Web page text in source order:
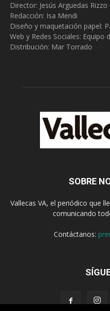
Director: Jesús Arguedas Rizzo
Redacción: Isa Mendi
Diseño y maquetación papel:
Web y Redes Sociales: Equipo
Distribución: Mar Torrado
SOBRE
Vallecas VA, el periódico que
comunicando
Contáctanos: